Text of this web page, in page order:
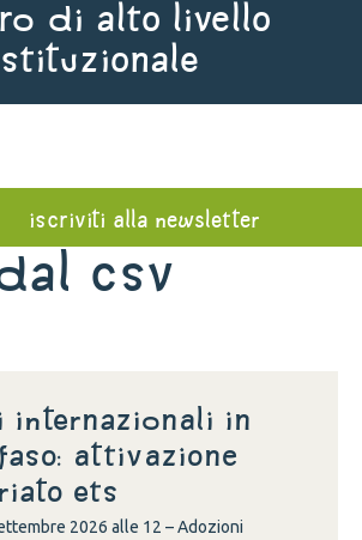
di alto livello
iscriviti alla newsletter
Csv
internazionali in
attivazione
ETS
2026 alle 12 – Adozioni